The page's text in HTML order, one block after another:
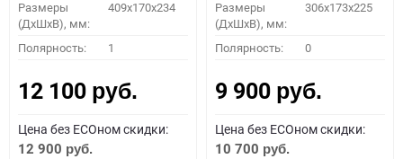
Размеры
(ДхШхВ), мм:
409x170x234
Полярность: 1
12 100 руб.
Цена без ECOном скидки:
12 900 руб.
Размеры
(ДхШхВ), мм:
306x173x225
Полярность: 0
9 900 руб.
Цена без ECOном скидки:
10 700 руб.